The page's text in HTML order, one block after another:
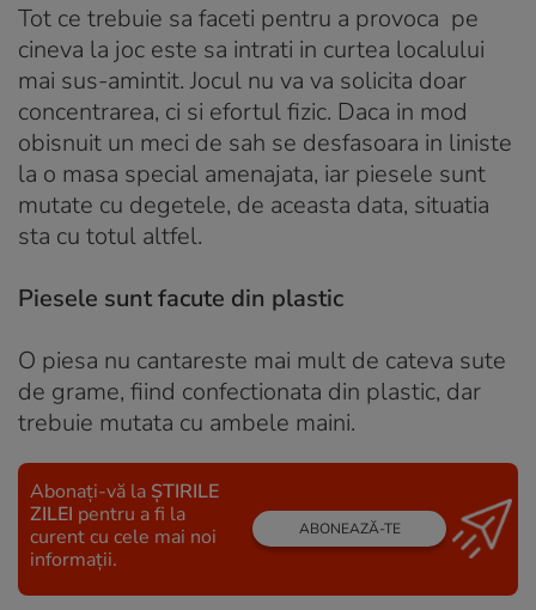
Tot ce trebuie sa faceti pentru a provoca pe
cineva la joc este sa intrati in curtea localului
mai sus-amintit. Jocul nu va va solicita doar
concentrarea, ci si efortul fizic. Daca in mod
obisnuit un meci de sah se desfasoara in liniste
la o masa special amenajata, iar piesele sunt
mutate cu degetele, de aceasta data, situatia
sta cu totul altfel.
Piesele sunt facute din plastic
O piesa nu cantareste mai mult de cateva sute
de grame, fiind confectionata din plastic, dar
trebuie mutata cu ambele maini.
Abonați-vă la ȘTIRILE
ZILEI pentru a fi la
curent cu cele mai noi
informații.
ABONEAZĂ-TE